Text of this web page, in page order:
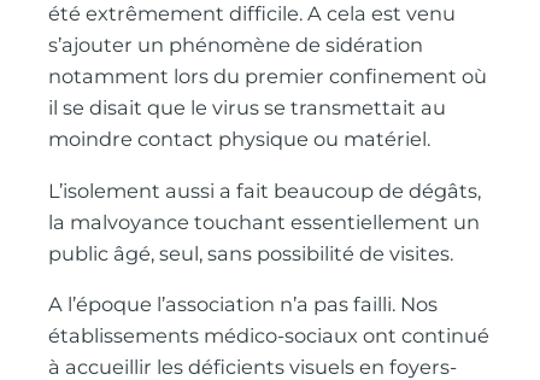
été extrêmement difficile. A cela est venu
s’ajouter un phénomène de sidération
notamment lors du premier confinement où
il se disait que le virus se transmettait au
moindre contact physique ou matériel.
L’isolement aussi a fait beaucoup de dégâts,
la malvoyance touchant essentiellement un
public âgé, seul, sans possibilité de visites.
A l’époque l’association n’a pas failli. Nos
établissements médico-sociaux ont continué
à accueillir les déficients visuels en foyers-